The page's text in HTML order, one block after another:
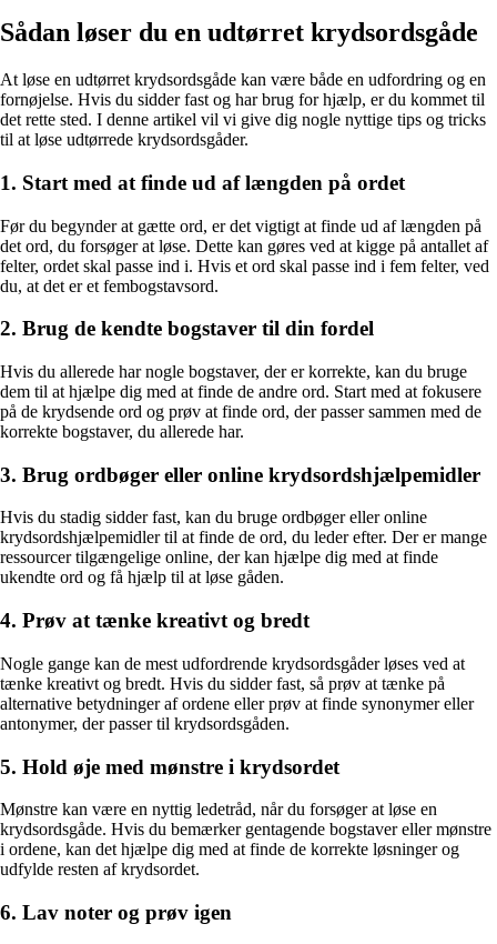
Sådan løser du en udtørret krydsordsgåde
At løse en udtørret krydsordsgåde kan være både en udfordring og en
fornøjelse. Hvis du sidder fast og har brug for hjælp, er du kommet til
det rette sted. I denne artikel vil vi give dig nogle nyttige tips og tricks
til at løse udtørrede krydsordsgåder.
1. Start med at finde ud af længden på ordet
Før du begynder at gætte ord, er det vigtigt at finde ud af længden på
det ord, du forsøger at løse. Dette kan gøres ved at kigge på antallet af
felter, ordet skal passe ind i. Hvis et ord skal passe ind i fem felter, ved
du, at det er et fembogstavsord.
2. Brug de kendte bogstaver til din fordel
Hvis du allerede har nogle bogstaver, der er korrekte, kan du bruge
dem til at hjælpe dig med at finde de andre ord. Start med at fokusere
på de krydsende ord og prøv at finde ord, der passer sammen med de
korrekte bogstaver, du allerede har.
3. Brug ordbøger eller online krydsordshjælpemidler
Hvis du stadig sidder fast, kan du bruge ordbøger eller online
krydsordshjælpemidler til at finde de ord, du leder efter. Der er mange
ressourcer tilgængelige online, der kan hjælpe dig med at finde
ukendte ord og få hjælp til at løse gåden.
4. Prøv at tænke kreativt og bredt
Nogle gange kan de mest udfordrende krydsordsgåder løses ved at
tænke kreativt og bredt. Hvis du sidder fast, så prøv at tænke på
alternative betydninger af ordene eller prøv at finde synonymer eller
antonymer, der passer til krydsordsgåden.
5. Hold øje med mønstre i krydsordet
Mønstre kan være en nyttig ledetråd, når du forsøger at løse en
krydsordsgåde. Hvis du bemærker gentagende bogstaver eller mønstre
i ordene, kan det hjælpe dig med at finde de korrekte løsninger og
udfylde resten af krydsordet.
6. Lav noter og prøv igen